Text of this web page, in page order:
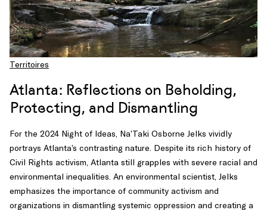
Territoires
Atlanta: Reflections on Beholding,
Protecting, and Dismantling
For the 2024 Night of Ideas, Na’Taki Osborne Jelks vividly
portrays Atlanta’s contrasting nature. Despite its rich history of
Civil Rights activism, Atlanta still grapples with severe racial and
environmental inequalities. An environmental scientist, Jelks
emphasizes the importance of community activism and
organizations in dismantling systemic oppression and creating a